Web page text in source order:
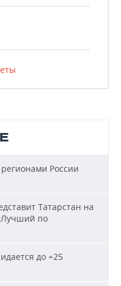
России
Татарстан на
по
до +25